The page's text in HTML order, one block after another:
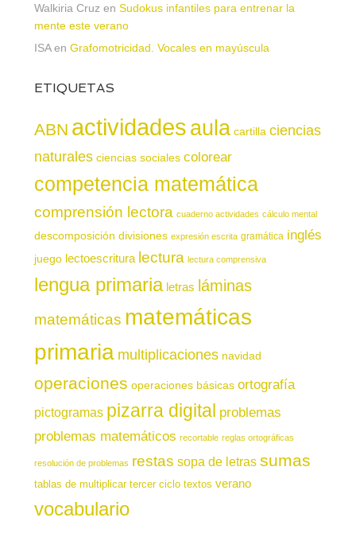
Walkiria Cruz en Sudokus infantiles para entrenar la
mente este verano
ISAen Grafomotricidad. Vocales en mayúscula
ETIQUETAS
ABN actividadesaula cartilla ciencias
naturales ciencias sociales colorear
competencia matemática
comprensión lectora cuaderno actividades cálculo mental
descomposición divisiones expresión escrita gramática inglés
juego lectoescritura lectura lectura comprensiva
lengua primaria letras láminas
matemáticas matemáticas
primaria multiplicaciones navidad
operaciones operaciones básicas ortografía
pictogramas pizarra digital problemas
problemas matemáticos recortable reglas ortográficas
resolución de problemas restas sopa de letras sumas
tablas de multiplicar tercer ciclo textos verano
vocabulario